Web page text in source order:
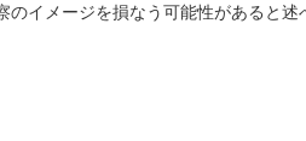
イメージを損なう可能性があると述